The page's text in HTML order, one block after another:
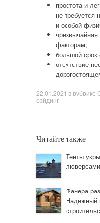
простота и
не требуется
и особой
чрезвычайная
факторам;
большой срок
отсутствие
22.01.2021 в рубрике
сайдинг
Читайте также
Тенты
Фанера
Надежный